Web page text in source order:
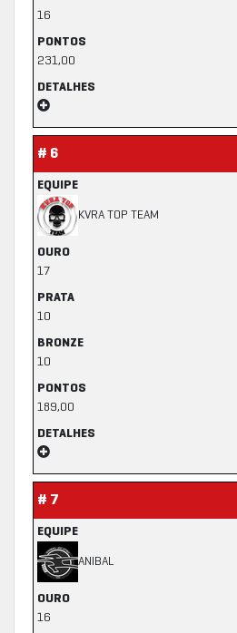
16
PONTOS
231,00
DETALHES
# 6
EQUIPE
KVRA TOP TEAM
OURO
17
PRATA
10
BRONZE
10
PONTOS
189,00
DETALHES
# 7
EQUIPE
ANIBAL
OURO
16